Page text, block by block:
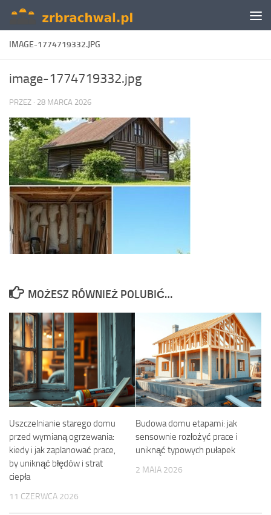
Skip to content
IMAGE-1774719332.JPG
image-1774719332.jpg
PRZEZ · 28 MARCA 2026
MOŻESZ RÓWNIEŻ POLUBIĆ…
Uszczelnianie starego domu
przed wymianą ogrzewania:
kiedy i jak zaplanować prace,
by uniknąć błędów i strat
ciepła
11 CZERWCA 2026
Budowa domu etapami: jak
sensownie rozłożyć prace i
uniknąć typowych pułapek
2 MAJA 2026